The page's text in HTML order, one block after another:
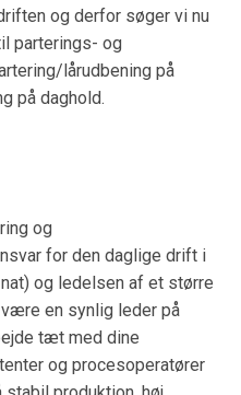
og derfor søger vi nu
parterings- og
lårudbening på
på daghold.
og
for den daglige drift i
og ledelsen af et større
en synlig leder på
tæt med dine
og procesoperatører